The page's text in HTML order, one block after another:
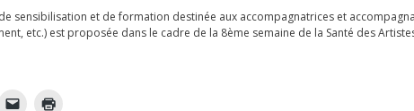
sensibilisation et de formation destinée aux accompagnatrices et
etc.) est proposée dans le cadre de la 8ème semaine de la Santé des